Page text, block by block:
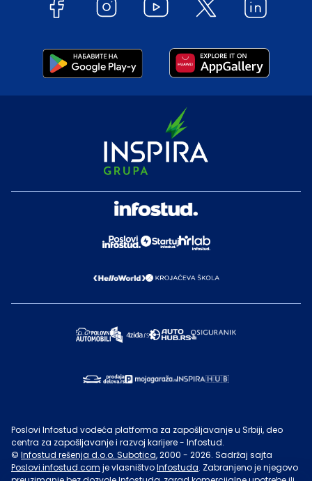
Poslovi Infostud vodeća platforma za zapošljavanje u Srbiji, deo
centra za zapošljavanje i razvoj karijere - Infostud.
© Infostud rešenja d.o.o. Subotica, 2000 - 2026. Sadržaj sajta
Poslovi.infostud.com je vlasništvoInfostuda. Zabranjeno je njegovo